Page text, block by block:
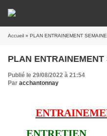
Accueil » PLAN ENTRAINEMENT
PLAN ENTRAINEMENT
Publié le 29/08/2022 à 21:54
Par acchantonnay
ENTRETIEN